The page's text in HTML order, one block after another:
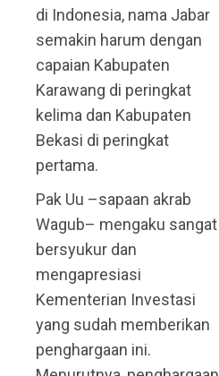
di Indonesia, nama Jabar
semakin harum dengan
capaian Kabupaten
Karawang di peringkat
kelima dan Kabupaten
Bekasi di peringkat
pertama.
Pak Uu –sapaan akrab
Wagub– mengaku sangat
bersyukur dan
mengapresiasi
Kementerian Investasi
yang sudah memberikan
penghargaan ini.